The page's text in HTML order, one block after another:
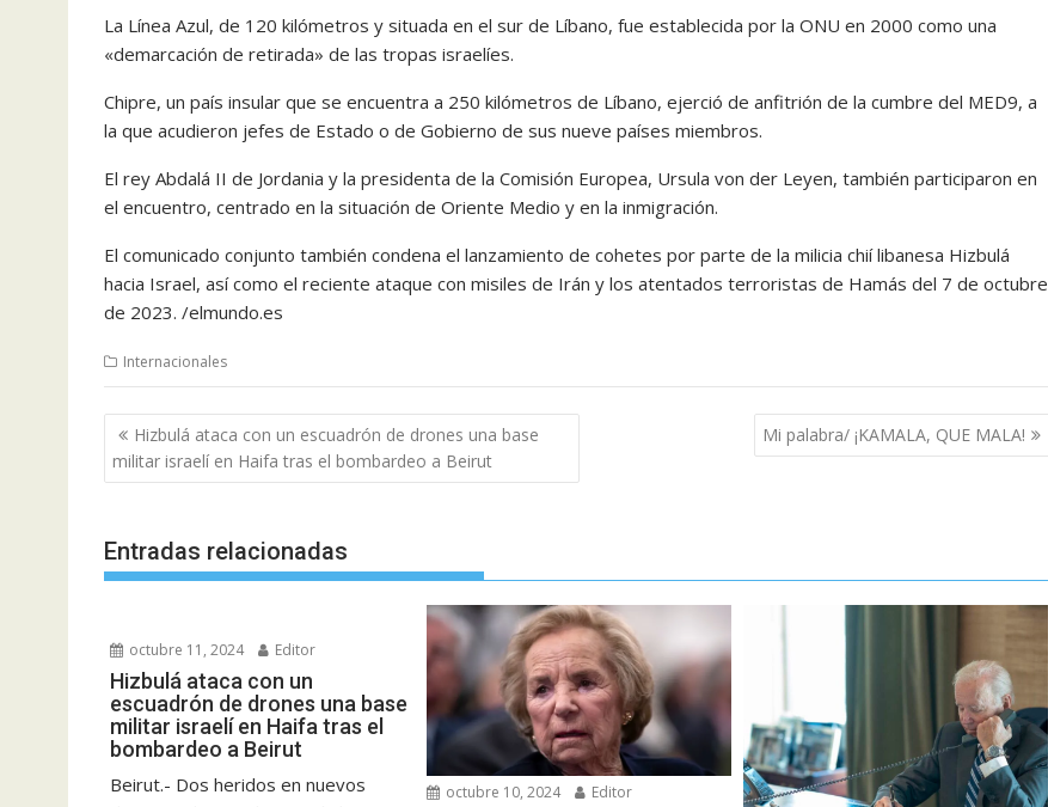
La Línea Azul, de 120 kilómetros y situada en el sur de Líbano, fue establecida por la ONU en 2000 como una
«demarcación de retirada» de las tropas israelíes.
Chipre, un país insular que se encuentra a 250 kilómetros de Líbano, ejerció de anfitrión de la cumbre del MED9, a
la que acudieron jefes de Estado o de Gobierno de sus nueve países miembros.
El rey Abdalá II de Jordania y la presidenta de la Comisión Europea, Ursula von der Leyen, también participaron en
el encuentro, centrado en la situación de Oriente Medio y en la inmigración.
El comunicado conjunto también condena el lanzamiento de cohetes por parte de la milicia chií libanesa Hizbulá
hacia Israel, así como el reciente ataque con misiles de Irán y los atentados terroristas de Hamás del 7 de octubre
de 2023. /elmundo.es
Internacionales
Navegación
de
entradas
Hizbulá ataca con un escuadrón de drones una base
militar israelí en Haifa tras el bombardeo a Beirut
Mi palabra/ ¡KAMALA, QUE MALA!
Entradas relacionadas
octubre 11, 2024 Editor
Hizbulá ataca con un
escuadrón de drones una base
militar israelí en Haifa tras el
bombardeo a Beirut
Beirut.- Dos heridos en nuevos
octubre 10, 2024 Editor